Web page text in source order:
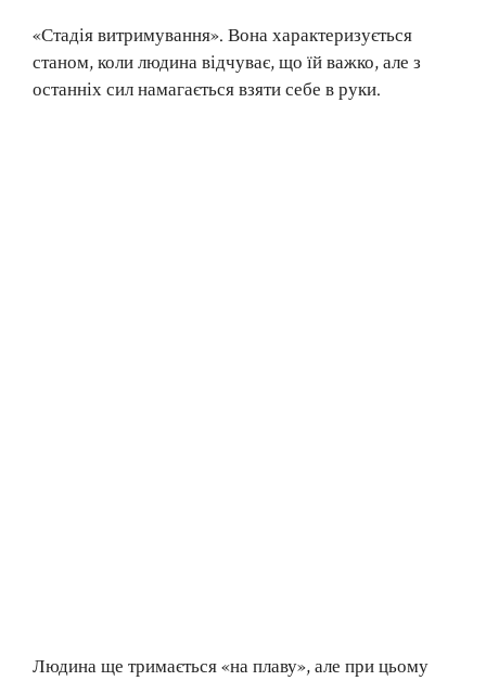
«Стадія витримування». Вона характеризується
станом, коли людина відчуває, що їй важко, але з
останніх сил намагається взяти себе в руки.
Людина ще тримається «на плаву», але при цьому